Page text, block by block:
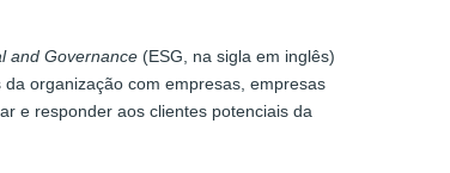
and Governance (ESG, na sigla em inglês)
organização com empresas, empresas
e responder aos clientes potenciais da